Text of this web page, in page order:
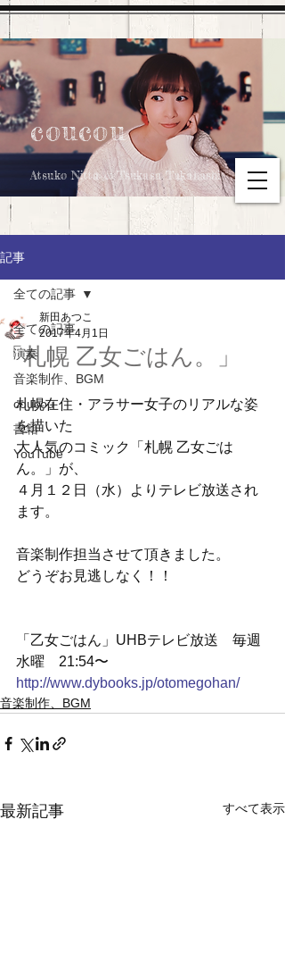
coucou
Atsuko Nitta & Tsukasa Takahashi
記事
全ての記事
演奏
音楽制作、BGM
coucou
書籍
YouTube
全ての記事
「札幌 乙女ごはん。」
新田あつこ
2017年4月1日
札幌在住・アラサー女子のリアルな姿
を描いた
大人気のコミック「札幌 乙女ごは
ん。」が、
４月１２日（水）よりテレビ放送され
ます。
音楽制作担当させて頂きました。
どうぞお見逃しなく！！
「乙女ごはん」UHBテレビ放送　毎週
水曜　21:54〜
http://www.dybooks.jp/otomegohan/
音楽制作、BGM
最新記事 すべて表示